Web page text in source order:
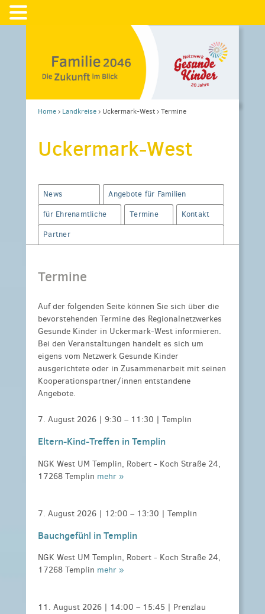
Home› Landkreise› Uckermark-West›Termine
Uckermark-West
News
Angebote für Familien
für Ehrenamtliche
Termine
Kontakt
Partner
Termine
Auf der folgenden Seite können Sie sich über die
bevorstehenden Termine des Regionalnetzwerkes
Gesunde Kinder in Uckermark-West informieren.
Bei den Veranstaltungen handelt es sich um
eigens vom Netzwerk Gesunde Kinder
ausgerichtete oder in Zusammenarbeit mit seinen
Kooperationspartner/innen entstandene
Angebote.
7. August 2026 | 9:30 – 11:30 | Templin
Eltern-Kind-Treffen in Templin
NGK West UM Templin, Robert - Koch Straße 24,
17268 Templin mehr »
7. August 2026 | 12:00 – 13:30 | Templin
Bauchgefühl in Templin
NGK West UM Templin, Robert - Koch Straße 24,
17268 Templin mehr »
11. August 2026 | 14:00 – 15:45 | Prenzlau